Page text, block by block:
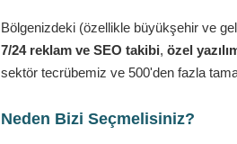
Bölgenizdeki (özellikle büyükşehir ve
7/24 reklam ve SEO takibi, özel
sektör tecrübemiz ve 500'den fazla
Neden Bizi Seçmelisiniz?